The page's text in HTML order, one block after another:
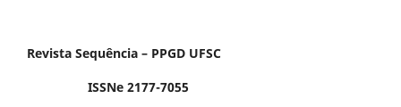
Revista Sequência – PPGD UFSC
ISSNe 2177-7055